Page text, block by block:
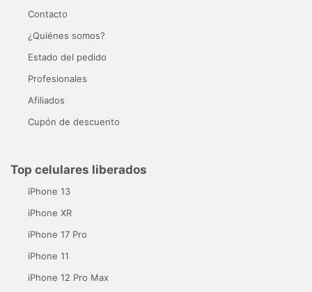
Contacto
¿Quiénes somos?
Estado del pedido
Profesionales
Afiliados
Cupón de descuento
Top celulares liberados
iPhone 13
iPhone XR
iPhone 17 Pro
iPhone 11
iPhone 12 Pro Max